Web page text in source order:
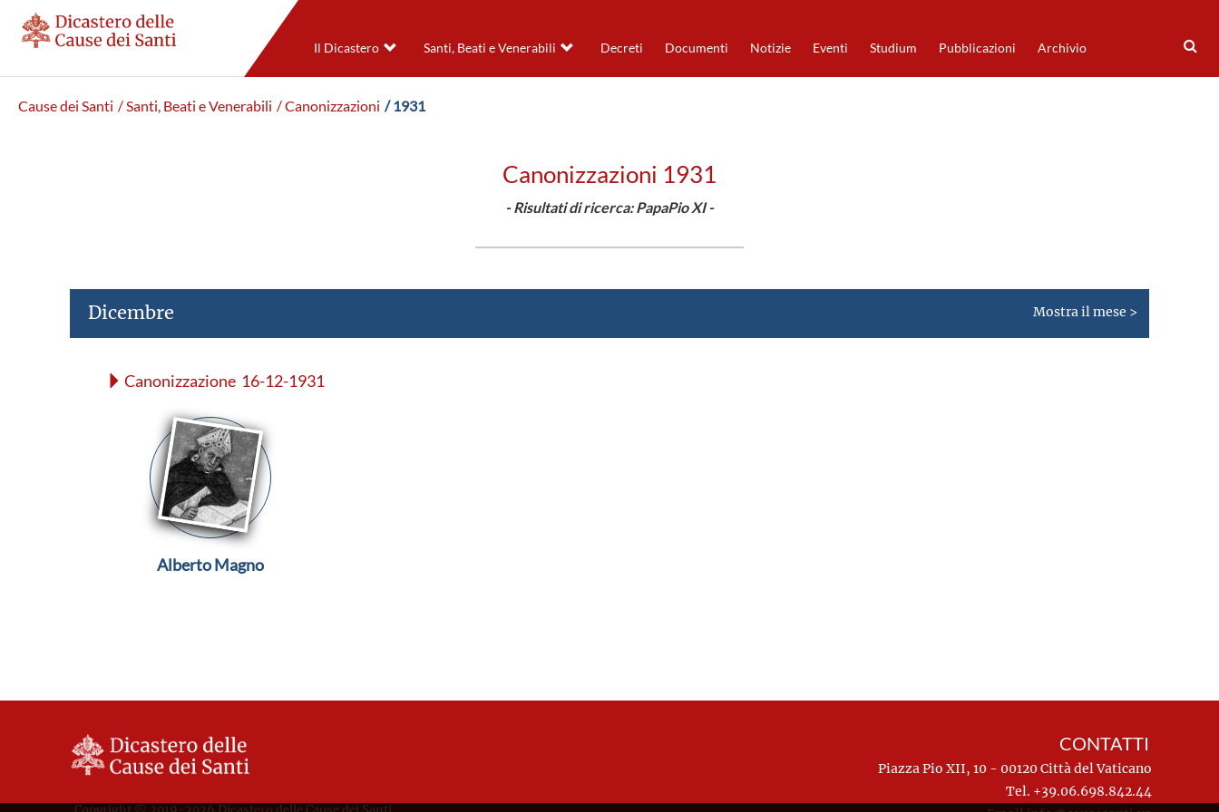
Il Dicastero Santi, Beati e Venerabili Decreti Documenti Notizie Eventi Studium Pubblicazioni Archivio
Cause dei Santi / Santi, Beati e Venerabili / Canonizzazioni / 1931
Canonizzazioni 1931
- Risultati di ricerca: PapaPio XI -
Dicembre Mostra il mese >
Canonizzazione 16-12-1931
Alberto Magno
CONTATTI
Piazza Pio XII, 10 - 00120 Città del Vaticano
Tel. +39.06.698.842.44